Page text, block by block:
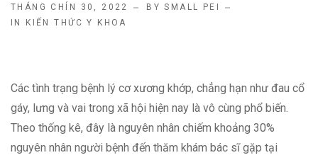
THÁNG CHÍN 30, 2022
BY SMALL PEI
IN
KIẾN THỨC Y KHOA
Các tình trạng bệnh lý cơ xương khớp, chẳng hạn như đau cổ
gáy, lưng và vai trong xã hội hiện nay là vô cùng phổ biến.
Theo thống kê, đây là nguyên nhân chiếm khoảng 30%
nguyên nhân người bệnh đến thăm khám bác sĩ gặp tại